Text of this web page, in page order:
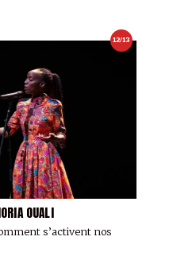
12/13
OUALI
s’activent nos